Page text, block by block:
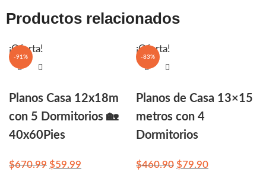
Productos relacionados
-91%
¡Oferta!
Planos Casa 12x18m
con 5 Dormitorios 🏡
40x60Pies
$670.99 $59.99
-83%
¡Oferta!
Planos de Casa 13×15
metros con 4
Dormitorios
$460.90 $79.90